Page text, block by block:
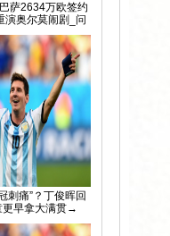
萨2634万欧签约
演奥尔莫闹剧_问
刺痛”？丁俊晖回
更早拿大满贯→